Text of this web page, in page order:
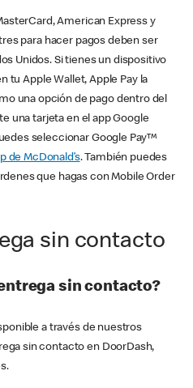
American Express y
para hacer pagos deben ser
Unidos. Si tienes un dispositivo
tu Apple Wallet, Apple Pay la
una opción de pago dentro del
una tarjeta en el app Google
seleccionar Google Pay™
de McDonald’s. También puedes
que hagas con Mobile Order
sin contacto
sin contacto?
a través de nuestros
sin contacto en DoorDash,